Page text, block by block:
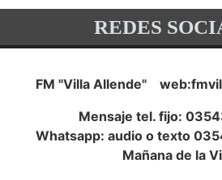
REDES
FM "Villa Allende"
Mensaje tel. fijo:
Whatsapp: audio o texto
Mañana de la